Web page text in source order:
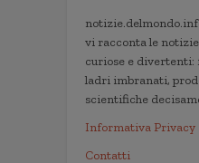
vi racconta le
curiose e
ladri imbranati,
scientifiche
Informativa Privacy
Contatti